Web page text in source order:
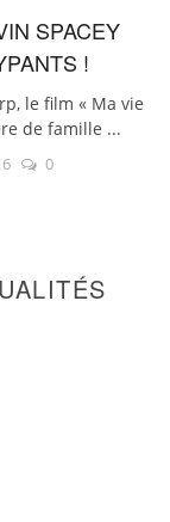
SPACEY
!
le film « Ma vie
de famille ...
0